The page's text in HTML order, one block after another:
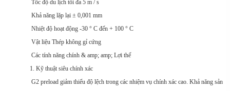
Tốc độ du lịch tối đa 5 m / s
Khả năng lặp lại ± 0,001 mm
Nhiệt độ hoạt động -30 ° C đến + 100 ° C
Vật liệu Thép không gỉ cứng
Các tính năng chính & amp; amp; Lợi thế
1. Kỹ thuật siêu chính xác
G2 preload giảm thiểu độ lệch trong các nhiệm vụ chính xác cao. Khả năng sản